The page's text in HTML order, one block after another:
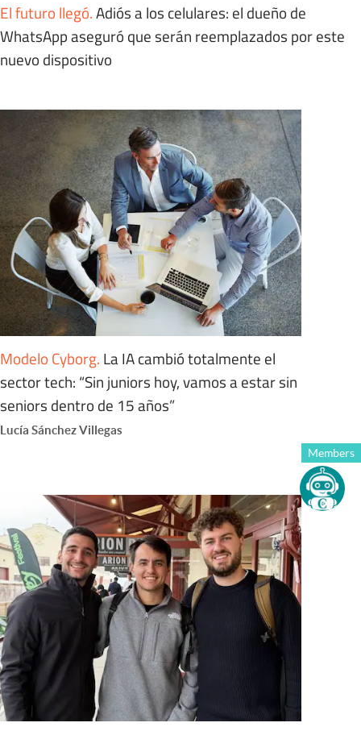
El futuro llegó.Adiós a los celulares: el dueño de
WhatsApp aseguró que serán reemplazados por este
nuevo dispositivo
Modelo Cyborg. La IA cambió totalmente el
sector tech: “Sin juniors hoy, vamos a estar sin
seniors dentro de 15 años”
Lucía Sánchez Villegas
Members